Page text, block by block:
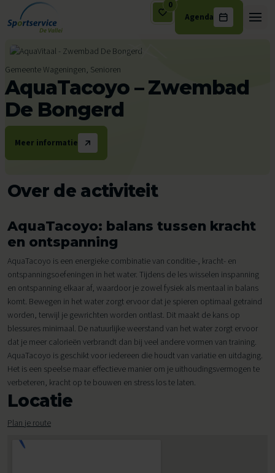
Ga naar de inhoud
0
Agenda
Gemeente Wageningen, Senioren
AquaTacoyo – Zwembad
De Bongerd
Meer informatie
Over de activiteit
AquaTacoyo: balans tussen kracht
en ontspanning
AquaTacoyo is een energieke combinatie van conditie-, kracht- en
ontspanningsoefeningen in het water. Tijdens de les wisselen inspanning
en ontspanning elkaar af, waardoor je zowel fysiek als mentaal in balans
komt. Bewegen in het water zorgt ervoor dat je spieren optimaal getraind
worden, terwijl je gewrichten worden ontlast. Dit maakt de kans op
blessures minimaal. De natuurlijke weerstand van het water zorgt ervoor
dat je meer calorieën verbrandt dan bij veel andere vormen van training.
AquaTacoyo is geschikt voor iedereen die houdt van variatie en uitdaging.
Het is een speelse maar effectieve manier om je uithoudingsvermogen te
verbeteren, kracht op te bouwen en stress los te laten.
Locatie
Plan je route